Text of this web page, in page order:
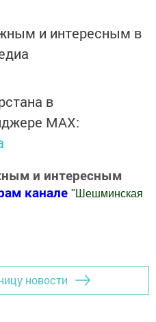
и интересным в
в
MАХ:
и интересным
канале " Шешминская
новости